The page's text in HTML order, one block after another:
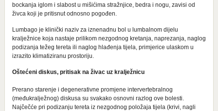
bockanja iglom i slabost u mišićima stražnjice, bedra i nogu, zavisi od
živca koji je pritisnut odnosno pogođen.
Lumbago je klinički naziv za iznenadnu bol u lumbalnom dijelu
kralježnice koja nastaje prilikom nezgodnog kretanja, naprezanja, naglog
podizanja težeg tereta ili naglog hlađenja tijela, primjerice ulaskom u
izrazito klimatiziranu prostoriju.
Oštećeni diskus, pritisak na živac uz kralježnicu
Prerano starenje i degenerativne promjene intervertebralnog
(međukralježnog) diskusa su svakako osnovni razlog ove bolesti.
Najčečće pri podizanju tereta iz nezgodnog položaja tijela (krivi, nagli